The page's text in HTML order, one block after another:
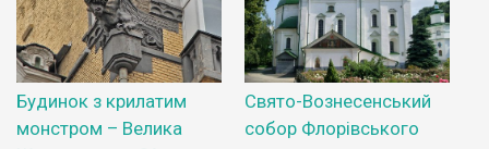
Будинок з крилатим
монстром – Велика
Свято-Вознесенський
собор Флорівського